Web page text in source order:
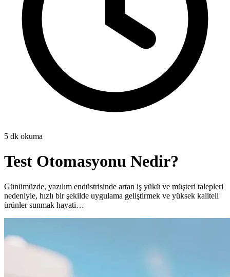
5 dk okuma
Test Otomasyonu Nedir?
Günümüzde, yazılım endüstrisinde artan iş yükü ve müşteri talepleri
nedeniyle, hızlı bir şekilde uygulama geliştirmek ve yüksek kaliteli
ürünler sunmak hayati…